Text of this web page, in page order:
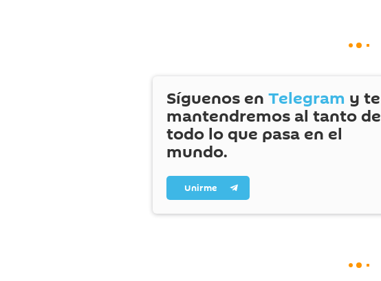
Síguenos en Telegram y te
mantendremos al tanto de
todo lo que pasa en el
mundo.
Unirme